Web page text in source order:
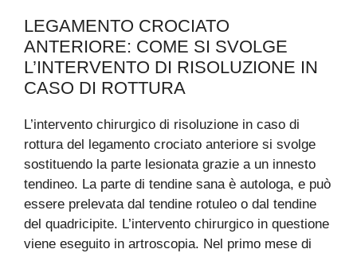
LEGAMENTO CROCIATO
ANTERIORE: COME SI SVOLGE
L’INTERVENTO DI RISOLUZIONE IN
CASO DI ROTTURA
L’intervento chirurgico di risoluzione in caso di
rottura del legamento crociato anteriore si svolge
sostituendo la parte lesionata grazie a un innesto
tendineo. La parte di tendine sana è autologa, e può
essere prelevata dal tendine rotuleo o dal tendine
del quadricipite. L’intervento chirurgico in questione
viene eseguito in artroscopia. Nel primo mese di